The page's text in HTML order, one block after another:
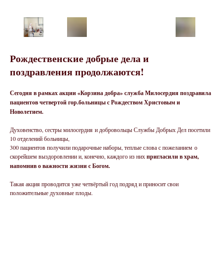
Рождественские добрые дела и
поздравления продолжаются!
Сегодня в рамках акции «Корзина добра» служба Милосердия поздравила
пациентов четвертой гор.больницы с Рождеством Христовым и
Новолетием.
Духовенство, сестры милосердия и добровольцы Службы Добрых Дел посетили
10 отделений больницы,
300 пациентов получили подарочные наборы, теплые слова с пожеланием о
скорейшем выздоровлении и, конечно, каждого из нихпригласили в храм,
напомнив о важности жизни с Богом.
Такая акция проводится уже четвёртый год подряд и приносит свои
положительные духовные плоды.